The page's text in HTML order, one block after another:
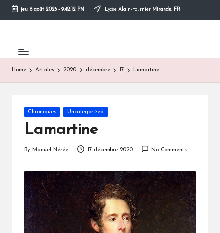
Skip
jeu. 6 août 2026- 9:42:12 PM Lycée Alain-Fournier Mirande, FR
Home Artciles 2020 décembre 17 Lamartine
Posted
in
Chroniques Uncategorized
Lamartine
By Manuel Nérée 17 décembre 2020 No Comments